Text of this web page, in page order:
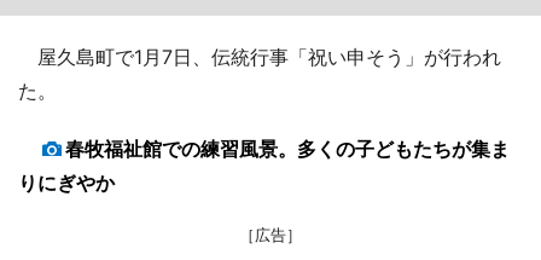
屋久島町で1月7日、伝統行事「祝い申そう」が行われ
た。
春牧福祉館での練習風景。多くの子どもたちが集ま
りにぎやか
［広告］